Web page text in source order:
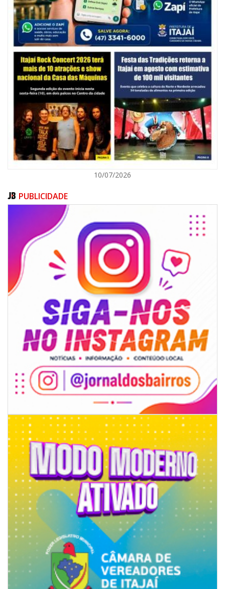
05/08/2026 | 07:00
Balneário Camboriú anuncia novo concurso para Guarda Municipal
POLÍTICA
05/08/2026 | 14:41
Voz do litoral em Brasília: Joab da Pesca foca campanha na infraestrutura
e defesa dos pescadores da AMFRI
ITAPEMA
05/08/2026 | 07:00
10/07/2026
PUBLICIDADE